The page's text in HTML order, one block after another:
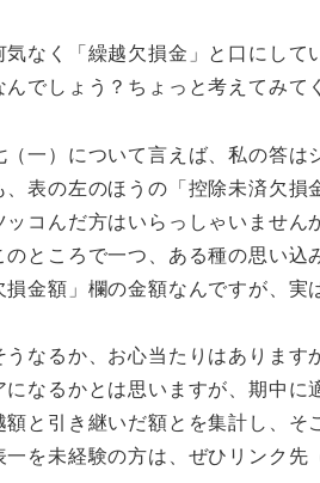
なく「繰越欠損金」と口にし
でしょう？ちょっと考えてみ
一）について言えば、私の答
、表の左のほうの「控除未済欠
コんだ方はいらっしゃいません
ところで一つ、ある種の思い込
損金額」欄の金額なんですが、
なるか、お心当たりはありま
なるかとは思いますが、期中に
と引き継いだ額とを集計し、そ
一を未経験の方は、ぜひリンク先